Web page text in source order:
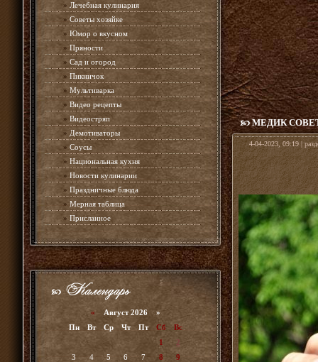
» Лечебная кулинария
» Советы хозяйке
» Юмор о вкусном
» Пряности
» Сад и огород
» Пикничок
» Мультиварка
» Видео рецепты
» Видеостряп
» Демотиваторы
» Соусы
» Национальная кухня
» Новости кулинарии
» Праздничные блюда
» Мерная таблица
» Присланное
« Август 2026 »
Пн
Вт Ср Чт Пт Сб
Вс
1
2
3
4 5 6 7 8
9
МЕДИК
4-04-2023, 09:19 |